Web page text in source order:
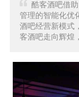
酷客酒吧借
管理的智能化优
酒吧经营新模式
客酒吧走向辉煌